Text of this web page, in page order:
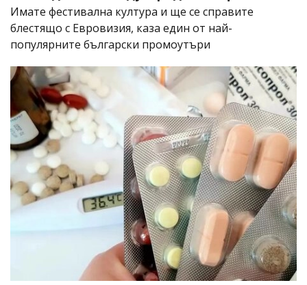
Имате фестивална култура и ще се справите
блестящо с Евровизия, каза един от най-
популярните български промоутъри